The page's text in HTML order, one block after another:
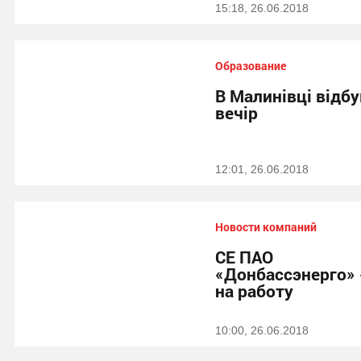
15:18, 26.06.2018
Образование
В Малинівці
вечір
12:01, 26.06.2018
Новости компаний
СЕ ПАО
на работу
10:00, 26.06.2018